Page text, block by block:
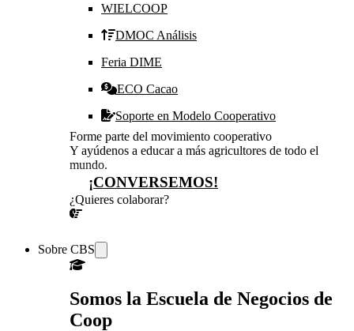
WIELCOOP
DMOC Análisis
Feria DIME
ECO Cacao
Soporte en Modelo Cooperativo
Forme parte del movimiento cooperativo
Y ayúdenos a educar a más agricultores de todo el
mundo.
¡CONVERSEMOS!
¿Quieres colaborar?
Sobre CBS
Somos la Escuela de Negocios de
Coop